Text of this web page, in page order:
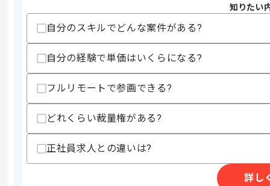
歓迎スキル
・C#を用いた開発経験
スキルに不安がある方へ
上記に似た経験やスキルをお持ちであれば申
精算・お支払い
知りたい
自分のスキルでどんな案件がある?
自分の経験で単価はいくらになる?
フルリモートで参画できる?
どれくらい裁量権がある?
正社員求人との違いは?
詳し